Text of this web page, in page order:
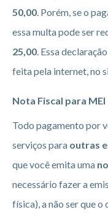
50,00. Porém, se o
essa multa pode ser
25,00. Essa
feita pela internet, no
Nota Fiscal para MEI
Todo pagamento por
serviços para outras
que você emita uma
necessário fazer a
física), a não ser que